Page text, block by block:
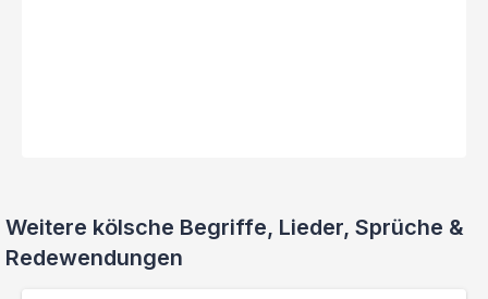
Weitere kölsche Begriffe, Lieder, Sprüche &
Redewendungen